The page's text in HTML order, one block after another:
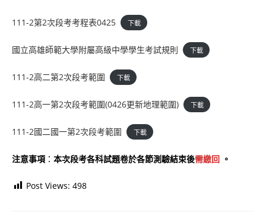
111-2第2次段考考程表0425 下載
國立高雄師範大學附屬高級中學學生考試規則 下載
111-2高二第2次段考範圍 下載
111-2高一第2次段考範圍(0426更新地理範圍) 下載
111-2國二國一第2次段考範圍 下載
注意事項 ： 本次段考各科試題卷於各節測驗結束後需繳回 。
Post Views: 498